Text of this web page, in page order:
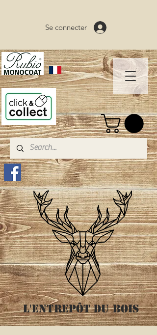
L'entrepôt du bois
Se connecter